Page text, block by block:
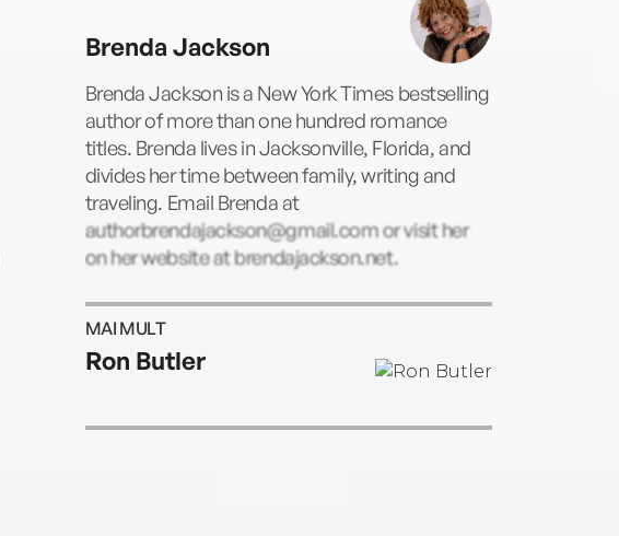
Brenda Jackson
Brenda Jackson is a New York Times bestselling
author of more than one hundred romance
titles. Brenda lives in Jacksonville, Florida, and
divides her time between family, writing and
traveling. Email Brenda at
authorbrendajackson@gmail.comor visit her
on her website at brendajackson.net.
MAI MULT
Ron Butler